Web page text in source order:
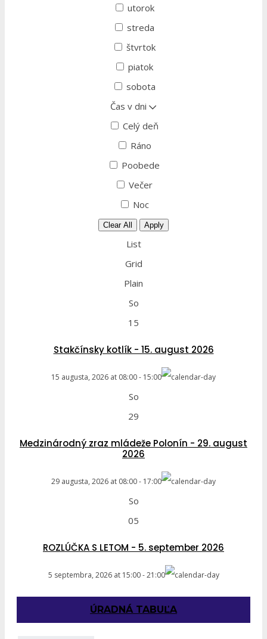
utorok
streda
štvrtok
piatok
sobota
Čas v dni
Celý deň
Ráno
Poobede
Večer
Noc
Clear All Apply
List
Grid
Plain
So
15
Stakčínsky kotlík - 15. august 2026
15 augusta, 2026 at 08:00- 15:00
So
29
Medzinárodný zraz mládeže Polonín - 29. august
2026
29 augusta, 2026 at 08:00- 17:00
So
05
ROZLÚČKA S LETOM - 5. september 2026
5 septembra, 2026 at 15:00-21:00
ÚRADNÁ TABUĽA